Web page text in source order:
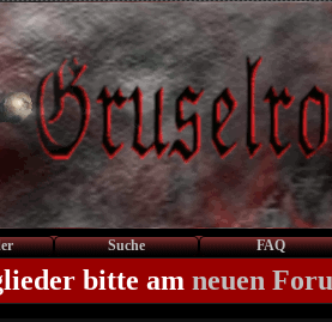
Suche FAQ
bitte am neuen